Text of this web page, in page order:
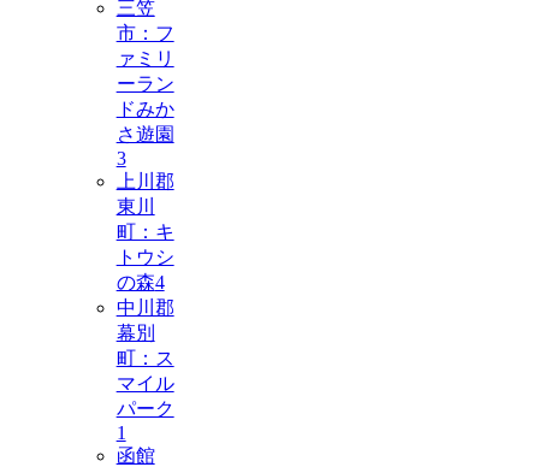
三笠
市：フ
ァミリ
ーラン
ドみか
さ遊園
3
上川郡
東川
町：キ
トウシ
の森4
中川郡
幕別
町：ス
マイル
パーク
1
函館